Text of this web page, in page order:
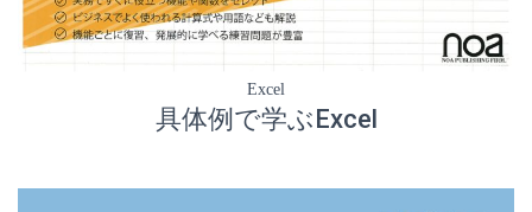
Excel
具体例で学ぶExcel